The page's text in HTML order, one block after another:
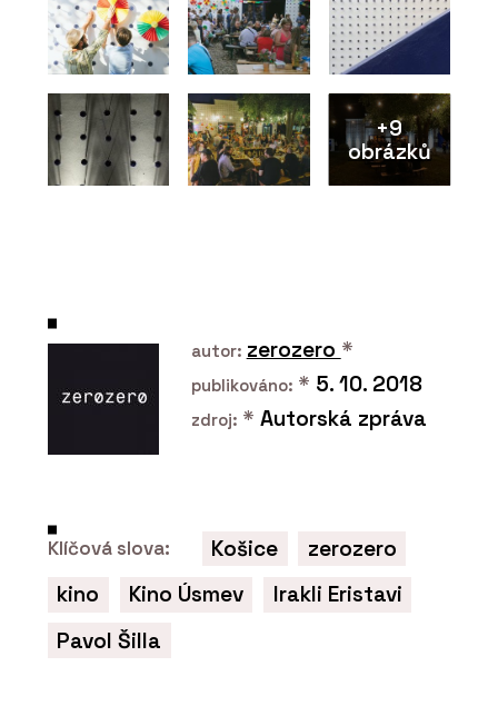
kontejnery, bateriová úložiště -
+9
obrázků
autor: zerozero *
publikováno: * 5. 10. 2018
zdroj: * Autorská zpráva
Klíčová slova: Košice
zerozero
kino
Kino Úsmev
Irakli Eristavi
Pavol Šilla